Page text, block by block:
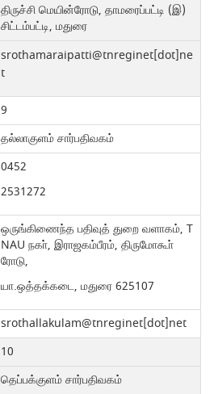
திருச்சி மெயின்ரோடு, தாமரைப்பட்டி (இ)
சிட்டம்பட்டி, மதுரை
srothamaraipatti@tnreginet[dot]ne
t
9
தல்லாகுளம் சார்பதிவகம்
0452
2531272
ஒருங்கிணைந்த பதிவுத் துறை வளாகம், T
NAU நகா், இராஜகம்பீரம், திருமோகூா்
ரோடு,
யா.ஒத்தக்கடை, மதுரை 625107
srothallakulam@tnreginet[dot]net
10
தெப்பக்குளம் சார்பதிவகம்